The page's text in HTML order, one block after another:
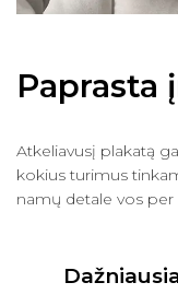
Paprasta
Atkeliavusį plakatą
kokius turimus
namų detale vos per